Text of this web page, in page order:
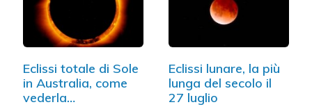
Eclissi totale di Sole
in Australia, come
vederla…
Eclissi lunare, la più
lunga del secolo il
27 luglio